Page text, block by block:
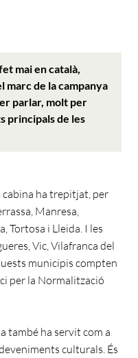
mai en català,
marc de la campanya
parlar, molt per
principals de les
cabina ha trepitjat, per
Manresa,
Tortosa i Lleida. I les
Vic, Vilafranca del
municipis compten
per la Normalització
també ha servit com a
culturals. És